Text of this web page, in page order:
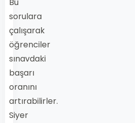
Bu
sorulara
çalışarak
öğrenciler
sınavdaki
başarı
oranını
artırabilirler.
Siyer